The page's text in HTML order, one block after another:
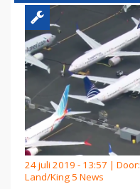
24 juli 2019 - 13:57 | Door:
Land/King 5 News